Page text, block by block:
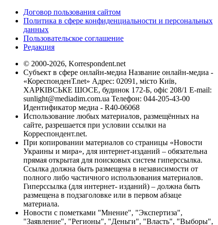
Договор пользования сайтом
Политика в сфере конфиденциальности и персональных
данных
Пользовательское соглашение
Редакция
© 2000-2026, Korrespondent.net
Субъект в сфере онлайн-медиа Название онлайн-медиа -
«КореспонденТ.net» Адрес: 02091, місто Київ,
ХАРКІВСЬКЕ ШОСЕ, будинок 172-Б, офіс 208/1 E-mail:
sunlight@mediadim.com.ua Телефон: 044-205-43-00
Идентификатор медиа - R40-06068
Использование любых материалов, размещённых на
сайте, разрешается при условии ссылки на
Корреспондент.net.
При копировании материалов со страницы «Новости
Украины и мира», для интернет-изданий – обязательна
прямая открытая для поисковых систем гиперссылка.
Ссылка должна быть размещена в независимости от
полного либо частичного использования материалов.
Гиперссылка (для интернет- изданий) – должна быть
размещена в подзаголовке или в первом абзаце
материала.
Новости с пометками "Мнение", "Экспертиза",
"Заявление", "Регионы", "Деньги", "Власть", "Выборы",